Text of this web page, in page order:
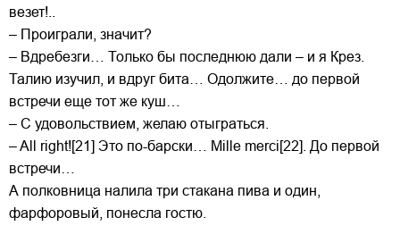
везет!..
– Проиграли, значит?
– Вдребезги… Только бы последнюю дали – и я Крез.
Талию изучил, и вдруг бита… Одолжите… до первой
встречи еще тот же куш…
– С удовольствием, желаю отыграться.
– All right![21] Это по-барски… Mille merci[22]. До первой
встречи…
А полковница налила три стакана пива и один,
фарфоровый, понесла гостю.